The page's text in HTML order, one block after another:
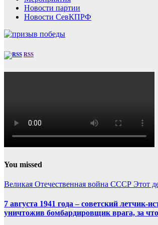
Новости партии
Новости СевКПРФ
RSS
You missed
Великая Отечественная война СССР Этот
7 августа 1941 года – советский
уничтожив бомбардировщик врага, за